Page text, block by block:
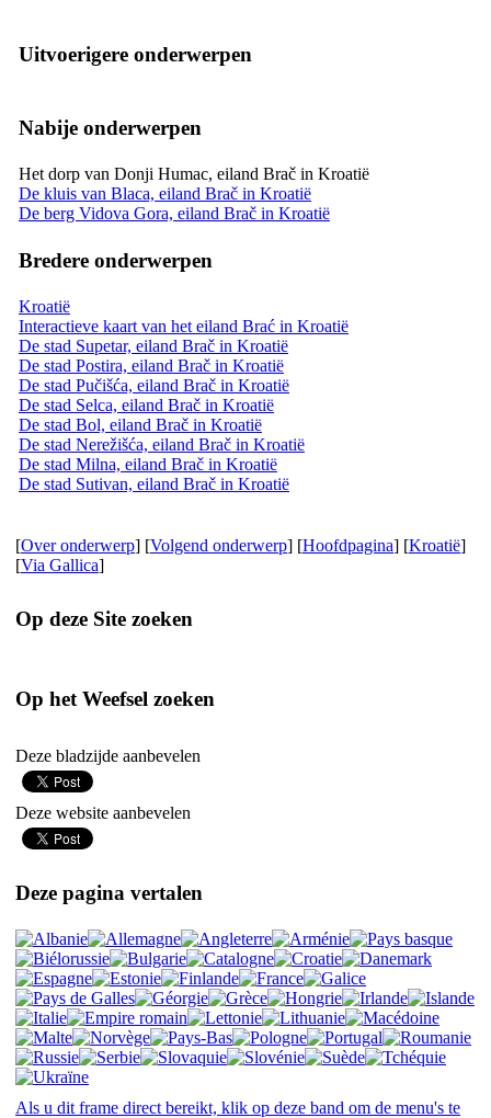
Uitvoerigere onderwerpen
Nabije onderwerpen
Het dorp van Donji Humac, eiland Brač in Kroatië
De kluis van Blaca, eiland Brač in Kroatië
De berg Vidova Gora, eiland Brač in Kroatië
Bredere onderwerpen
Kroatië
Interactieve kaart van het eiland Brać in Kroatië
De stad Supetar, eiland Brač in Kroatië
De stad Postira, eiland Brač in Kroatië
De stad Pučišća, eiland Brač in Kroatië
De stad Selca, eiland Brač in Kroatië
De stad Bol, eiland Brač in Kroatië
De stad Nerežišća, eiland Brač in Kroatië
De stad Milna, eiland Brač in Kroatië
De stad Sutivan, eiland Brač in Kroatië
[Over onderwerp] [Volgend onderwerp] [Hoofdpagina] [Kroatië]
[Via Gallica]
Op deze Site zoeken
Op het Weefsel zoeken
Deze bladzijde aanbevelen
Deze website aanbevelen
Deze pagina vertalen
Als u dit frame direct bereikt, klik op deze band om de menu's te